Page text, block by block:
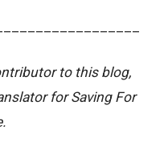
to this blog,
for Saving For